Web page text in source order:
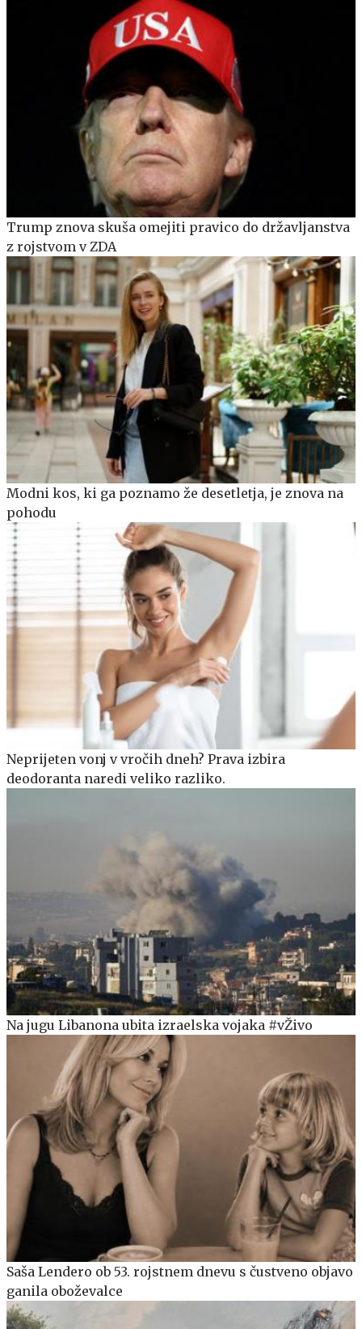
Trump znova skuša omejiti pravico do državljanstva
z rojstvom v ZDA
Modni kos, ki ga poznamo že desetletja, je znova na
pohodu
Neprijeten vonj v vročih dneh? Prava izbira
deodoranta naredi veliko razliko.
Na jugu Libanona ubita izraelska vojaka #vŽivo
Saša Lendero ob 53. rojstnem dnevu s čustveno objavo
ganila oboževalce